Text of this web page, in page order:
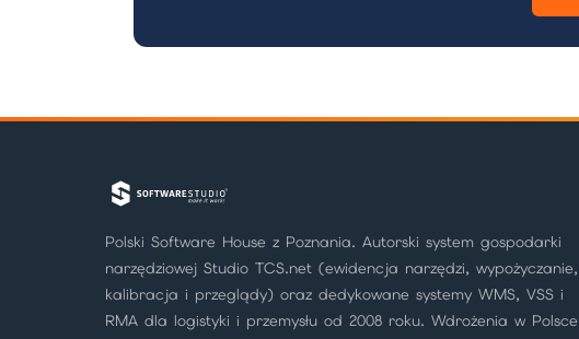
Polski Software House z Poznania. Autorski system gospodarki
narzędziowej Studio TCS.net (ewidencja narzędzi, wypożyczanie,
kalibracja i przeglądy) oraz dedykowane systemy WMS, VSS i
RMA dla logistyki i przemysłu od 2008 roku. Wdrożenia w